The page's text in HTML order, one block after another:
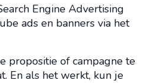
Engine Advertising
ads en banners via het
propositie of campagne te
En als het werkt, kun je